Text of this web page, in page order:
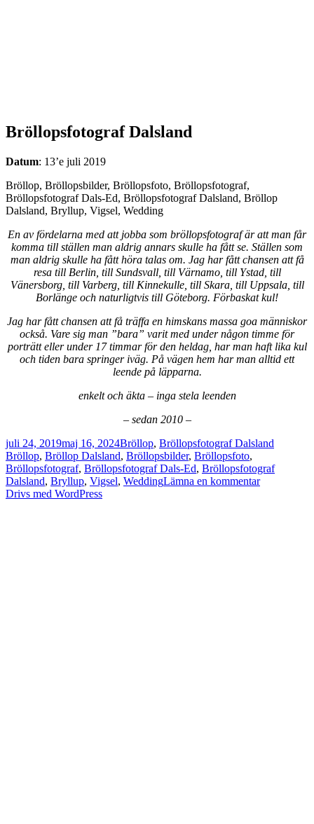
Bröllopsfotograf Dalsland
Datum: 13’e juli 2019
Bröllop, Bröllopsbilder, Bröllopsfoto, Bröllopsfotograf,
Bröllopsfotograf Dals-Ed, Bröllopsfotograf Dalsland, Bröllop
Dalsland, Bryllup, Vigsel, Wedding
En av fördelarna med att jobba som bröllopsfotograf är att man får
komma till ställen man aldrig annars skulle ha fått se. Ställen som
man aldrig skulle ha fått höra talas om. Jag har fått chansen att få
resa till Berlin, till Sundsvall, till Värnamo, till Ystad, till
Vänersborg, till Varberg, till Kinnekulle, till Skara, till Uppsala, till
Borlänge och naturligtvis till Göteborg. Förbaskat kul!
Jag har fått chansen att få träffa en himskans massa goa människor
också. Vare sig man ”bara” varit med under någon timme för
porträtt eller under 17 timmar för den heldag, har man haft lika kul
och tiden bara springer iväg. På vägen hem har man alltid ett
leende på läpparna.
enkelt och äkta – inga stela leenden
– sedan 2010 –
Postat
juli 24, 2019maj 16, 2024Kategorier
Bröllop, Bröllopsfotograf Dalsland
Bröllop, Bröllop Dalsland, Bröllopsbilder, Bröllopsfoto,
Bröllopsfotograf, Bröllopsfotograf Dals-Ed, Bröllopsfotograf
Dalsland, Bryllup, Vigsel, WeddingLämna en kommentartill
Drivs med WordPress